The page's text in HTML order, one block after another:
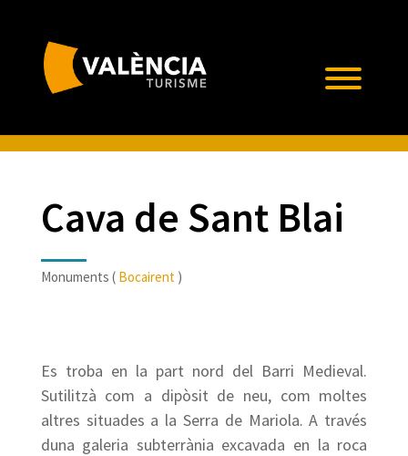
Cava de Sant Blai
Monuments ( Bocairent)
Es troba en la part nord del Barri Medieval.
Sutilitzà com a dipòsit de neu, com moltes
altres situades a la Serra de Mariola. A través
duna galeria subterrània excavada en la roca